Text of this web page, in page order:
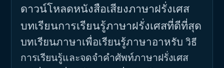
ดาวน์โหลดหนังสือเสียงภาษาฝรั่งเศส
บทเรียนการเรียนรู้ภาษาฝรั่งเศสที่ดีที่สุด
บทเรียนภาษาเพื่อเรียนรู้ภาษาอาหรับ วิธี
การเรียนรู้และจดจำคำศัพท์ภาษาฝรั่งเศส